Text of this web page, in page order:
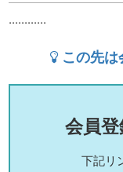
............
この先は
会員
下記リ